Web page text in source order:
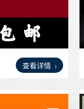
查看详情